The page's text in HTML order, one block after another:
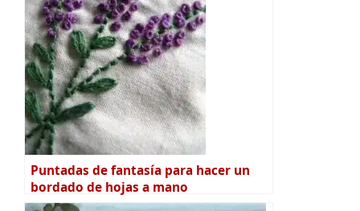
Puntadas de fantasía para hacer un
bordado de hojas a mano